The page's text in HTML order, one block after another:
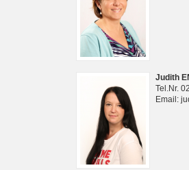
Judith
Tel.Nr.
Email: